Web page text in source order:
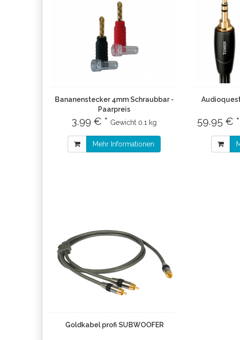
Bananenstecker 4mm Schraubbar -
Paarpreis
3.99 € * Gewicht 0.1 kg
Mehr Informationen
59.95 € *
Goldkabel profi SUBWOOFER